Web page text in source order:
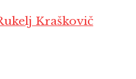
Kraškovič